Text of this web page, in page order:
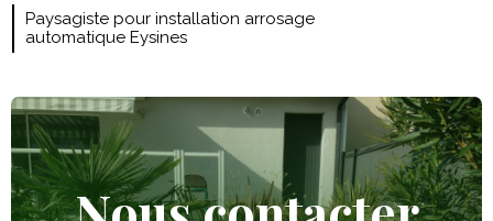
Paysagiste pour installation arrosage
automatique Eysines